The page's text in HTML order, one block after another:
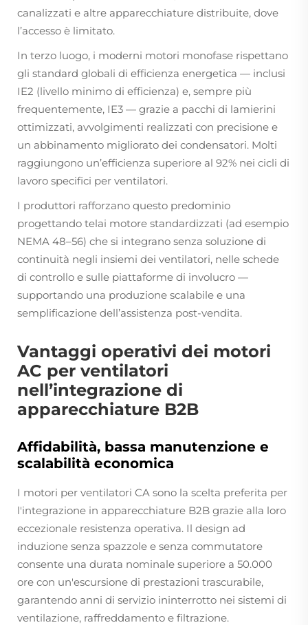
canalizzati e altre apparecchiature distribuite, dove
l’accesso è limitato.
In terzo luogo, i moderni motori monofase rispettano
gli standard globali di efficienza energetica — inclusi
IE2 (livello minimo di efficienza) e, sempre più
frequentemente, IE3 — grazie a pacchi di lamierini
ottimizzati, avvolgimenti realizzati con precisione e
un abbinamento migliorato dei condensatori. Molti
raggiungono un’efficienza superiore al 92% nei cicli di
lavoro specifici per ventilatori.
I produttori rafforzano questo predominio
progettando telai motore standardizzati (ad esempio
NEMA 48–56) che si integrano senza soluzione di
continuità negli insiemi dei ventilatori, nelle schede
di controllo e sulle piattaforme di involucro —
supportando una produzione scalabile e una
semplificazione dell’assistenza post-vendita.
Vantaggi operativi dei motori
AC per ventilatori
nell’integrazione di
apparecchiature B2B
Affidabilità, bassa manutenzione e
scalabilità economica
I motori per ventilatori CA sono la scelta preferita per
l'integrazione in apparecchiature B2B grazie alla loro
eccezionale resistenza operativa. Il design ad
induzione senza spazzole e senza commutatore
consente una durata nominale superiore a 50.000
ore con un'escursione di prestazioni trascurabile,
garantendo anni di servizio ininterrotto nei sistemi di
ventilazione, raffreddamento e filtrazione.